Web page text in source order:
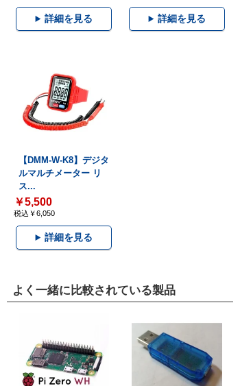
詳細を見る 詳細を見る
【DMM-W-K8】デジタ
ルマルチメーター リ
ス...
￥5,500
税込￥6,050
詳細を見る
よく一緒に比較されている製品